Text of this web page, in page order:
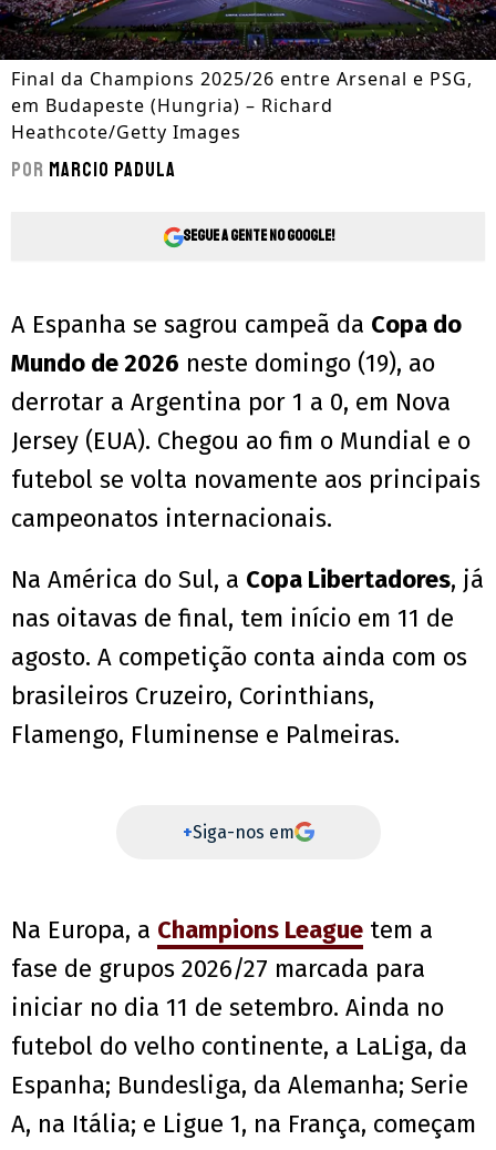
Final da Champions 2025/26 entre Arsenal e PSG,
em Budapeste (Hungria) – Richard
Heathcote/Getty Images
Por Marcio Padula
Segue a gente no Google!
A Espanha se sagrou campeã da Copa do
Mundo de 2026 neste domingo (19), ao
derrotar a Argentina por 1 a 0, em Nova
Jersey (EUA). Chegou ao fim o Mundial e o
futebol se volta novamente aos principais
campeonatos internacionais.
Na América do Sul, a Copa Libertadores, já
nas oitavas de final, tem início em 11 de
agosto. A competição conta ainda com os
brasileiros Cruzeiro, Corinthians,
Flamengo, Fluminense e Palmeiras.
+Siga-nos em
Na Europa, a Champions League tem a
fase de grupos 2026/27 marcada para
iniciar no dia 11 de setembro. Ainda no
futebol do velho continente, a LaLiga, da
Espanha; Bundesliga, da Alemanha; Serie
A, na Itália; e Ligue 1, na França, começam